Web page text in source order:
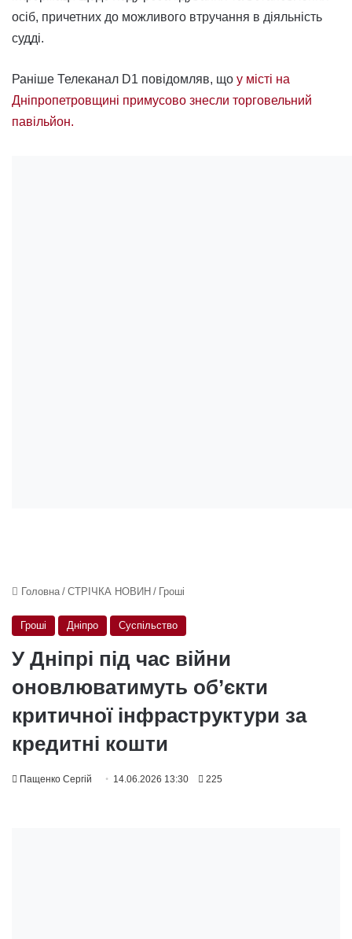
осіб, причетних до можливого втручання в діяльність
судді.
Раніше Телеканал D1 повідомляв, що у місті на
Дніпропетровщині примусово знесли торговельний
павільйон.